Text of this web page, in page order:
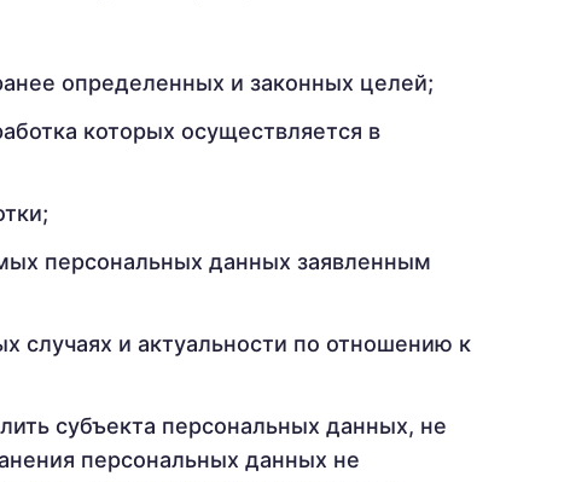
определенных и законных целей;
которых осуществляется в
персональных данных заявленным
случаях и актуальности по отношению к
субъекта персональных данных, не
персональных данных не